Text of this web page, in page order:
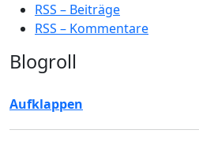
RSS – Beiträge
RSS – Kommentare
Blogroll
Aufklappen